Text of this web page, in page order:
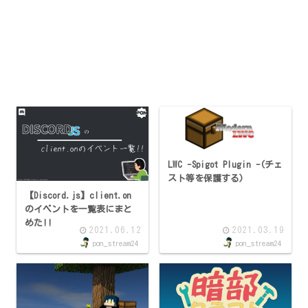
【Discord.js】client.on
のイベントを一覧表にまと
めた!!
2021.06.12
pon_stream24
LWC -Spigot Plugin -(チェ
スト等を保護する)
2021.03.19
pon_stream24